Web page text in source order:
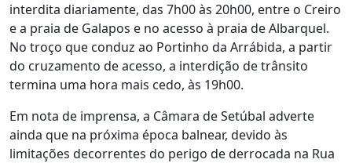
interdita diariamente, das 7h00 às 20h00, entre o Creiro
e a praia de Galapos e no acesso à praia de Albarquel.
No troço que conduz ao Portinho da Arrábida, a partir
do cruzamento de acesso, a interdição de trânsito
termina uma hora mais cedo, às 19h00.
Em nota de imprensa, a Câmara de Setúbal adverte
ainda que na próxima época balnear, devido às
limitações decorrentes do perigo de derrocada na Rua